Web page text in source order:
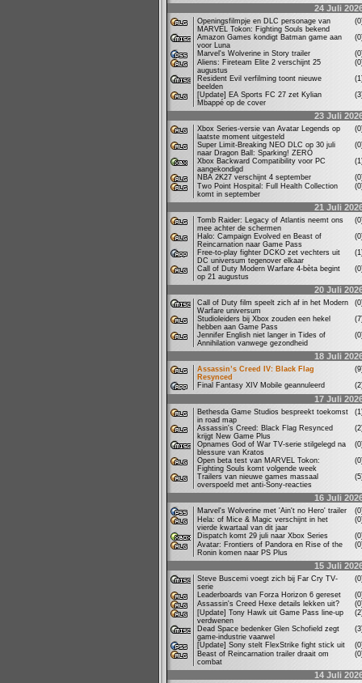
24 Juli
Openingsfilmpje en DLC personage van
MARVEL Tokon: Fighting Souls bekend
Amazon Games kondigt Batman game aan
voor Luna
Marvel's Wolverine in Story trailer
Aliens: Fireteam Elite 2 verschijnt 25
augustus
Resident Evil verfilming toont nieuwe
beelden
[Update] EA Sports FC 27 zet Kylian
Mbappé op de cover
23 Juli
Xbox Series-versie van Avatar Legends op
laatste moment uitgesteld
Super Limit-Breaking NEO DLC op 30 juli
naar Dragon Ball: Sparking! ZERO
Xbox Backward Compatibility voor PC
aangekondigd
NBA 2K27 verschijnt 4 september
Two Point Hospital: Full Health Collection
komt in september
21 Juli
Tomb Raider: Legacy of Atlantis neemt ons
mee achter de schermen
Halo: Campaign Evolved en Beast of
Reincarnation naar Game Pass
Free-to-play fighter DCKO zet vechters uit
DC universum tegenover elkaar
Call of Duty Modern Warfare 4-bèta begint
op 21 augustus
20 Juli
Call of Duty film speelt zich af in het Modern
Warfare universum
Studioleiders bij Xbox zouden een hekel
hebben aan Game Pass
Jennifer English niet langer in Tides of
Annihilation vanwege gezondheid
18 Juli
Assassin’s Creed IV: Black Flag
Resynced
Final Fantasy XIV Mobile geannuleerd
17 Juli
Bethesda Game Studios bespreekt toekomst
in road map
Assassin's Creed: Black Flag Resynced
krijgt New Game Plus
Opnames God of War TV-serie stilgelegd na
blessure van Kratos
Open beta test van MARVEL Tokon:
Fighting Souls komt volgende week
Trailers van nieuwe games massaal
overspoeld met anti-Sony-reacties
16 Juli
Marvel's Wolverine met 'Ain't no Hero' trailer
Hela: of Mice & Magic verschijnt in het
vierde kwartaal van dit jaar
Dispatch komt 29 juli naar Xbox Series
Avatar: Frontiers of Pandora en Rise of the
Ronin komen naar PS Plus
15 Juli
Steve Buscemi voegt zich bij Far Cry TV-
serie
Leaderboards van Forza Horizon 6 gereset
Assassin's Creed Hexe details lekken uit?
[Update] Tony Hawk uit Game Pass line-up
verdwenen
Dead Space bedenker Glen Schofield zegt
game-industrie vaarwel
[Update] Sony stelt FlexStrike fight stick uit
Beast of Reincarnation trailer draait om
combat
14 Juli